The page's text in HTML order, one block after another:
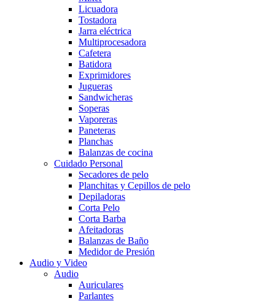
Licuadora
Tostadora
Jarra eléctrica
Multiprocesadora
Cafetera
Batidora
Exprimidores
Jugueras
Sandwicheras
Soperas
Vaporeras
Paneteras
Planchas
Balanzas de cocina
Cuidado Personal
Secadores de pelo
Planchitas y Cepillos de pelo
Depiladoras
Corta Pelo
Corta Barba
Afeitadoras
Balanzas de Baño
Medidor de Presión
Audio y Video
Audio
Auriculares
Parlantes